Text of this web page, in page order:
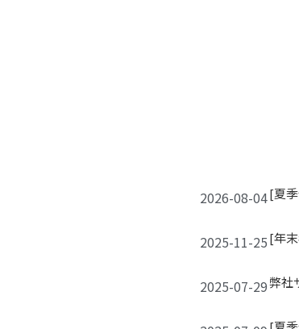
2026-08-04[夏
2025-11-25[年
2025-07-29弊社